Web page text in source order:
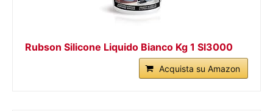
Rubson Silicone Liquido Bianco Kg 1 Sl3000
Acquista su Amazon